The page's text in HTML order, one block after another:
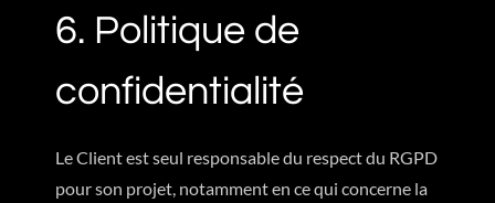
6. Politique de
confidentialité
Le Client est seul responsable du respect du RGPD
pour son projet, notamment en ce qui concerne la